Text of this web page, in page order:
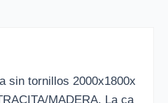
sin tornillos 2000x1800x
MADERA. La ca